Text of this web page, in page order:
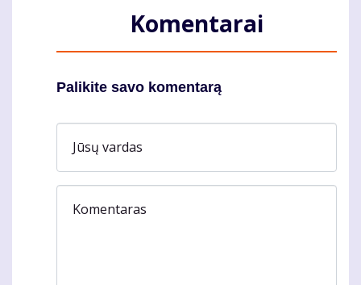
Komentarai
Palikite savo komentarą
Jūsų vardas
Komentaras